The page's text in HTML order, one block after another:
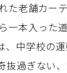
た老舗カー
一本入った
、中学校の
抜過ぎない